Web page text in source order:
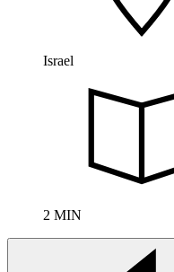
Israel
2 MIN